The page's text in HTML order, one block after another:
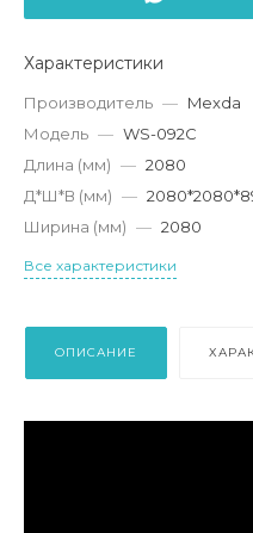
Характеристики
Производитель — Mexda
Модель — WS-092C
Длина (мм) — 2080
Д*Ш*В (мм) —
Ширина (мм) — 2080
Все характеристики
ОПИСАНИЕ